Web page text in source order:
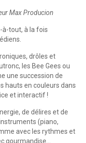
Max Producion
à-tout, à la fois
drôles et
les Bee Gees ou
une succession de
hauts en couleurs dans
et interactif !
de délires et de
(piano,
avec les rythmes et
gourmandise…